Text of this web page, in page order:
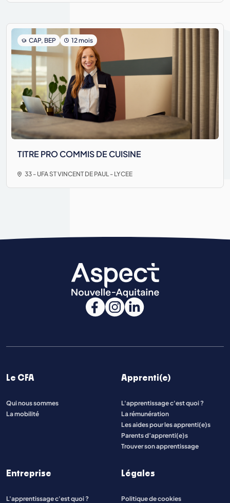
CAP, BEP 12 mois
TITRE PRO COMMIS DE CUISINE
33 - UFA ST VINCENT DE PAUL - LYCEE
Le CFA
Qui nous sommes
La mobilité
Apprenti(e)
L'apprentissage c'est quoi ?
La rémunération
Les aides pour les apprenti(e)s
Parents d’apprenti(e)s
Trouver son apprentissage
Entreprise
L'apprentissage c'est quoi ?
Légales
Politique de cookies